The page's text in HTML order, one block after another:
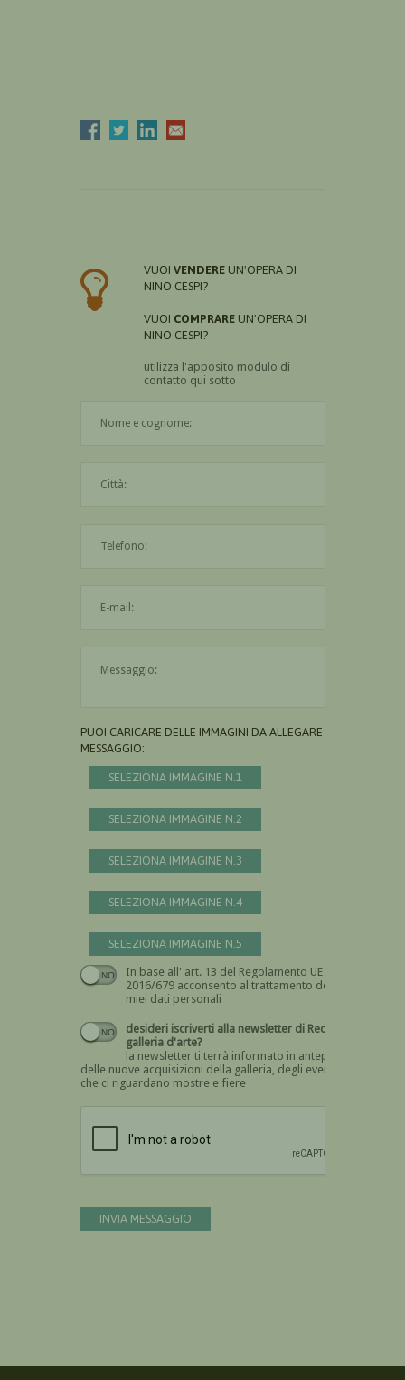
VUOI VENDERE UN'OPERA DI
NINO CESPI?
VUOI COMPRARE UN'OPERA DI
NINO CESPI?
utilizza l'apposito modulo di
contatto qui sotto
PUOI CARICARE DELLE IMMAGINI DA ALLEGARE AL
MESSAGGIO:
SELEZIONA IMMAGINE N.1
SELEZIONA IMMAGINE N.2
SELEZIONA IMMAGINE N.3
SELEZIONA IMMAGINE N.4
SELEZIONA IMMAGINE N.5
In base all' art. 13 del Regolamento UE n.
2016/679 acconsento al trattamento dei
miei dati personali
Devi dare il consenso
desideri iscriverti alla newsletter di Recta
galleria d'arte?
la newsletter ti terrà informato in anteprima
delle nuove acquisizioni della galleria, degli eventi
che ci riguardano mostre e fiere
INVIA MESSAGGIO